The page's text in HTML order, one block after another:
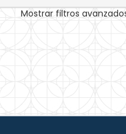
Mostrar filtros